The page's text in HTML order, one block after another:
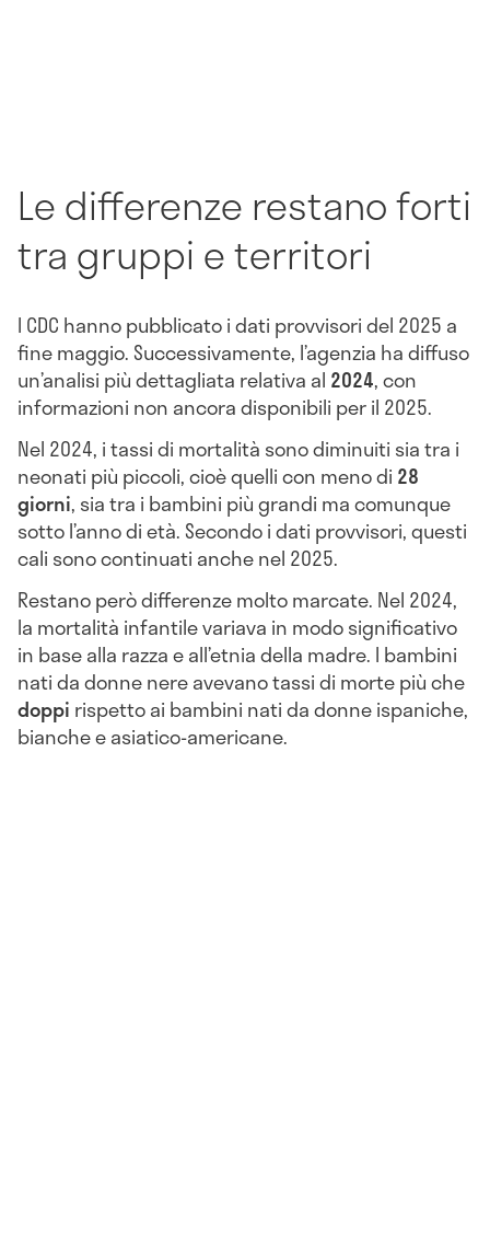
Le differenze restano forti
tra gruppi e territori
I CDC hanno pubblicato i dati provvisori del 2025 a
fine maggio. Successivamente, l’agenzia ha diffuso
un’analisi più dettagliata relativa al 2024, con
informazioni non ancora disponibili per il 2025.
Nel 2024, i tassi di mortalità sono diminuiti sia tra i
neonati più piccoli, cioè quelli con meno di 28
giorni, sia tra i bambini più grandi ma comunque
sotto l’anno di età. Secondo i dati provvisori, questi
cali sono continuati anche nel 2025.
Restano però differenze molto marcate. Nel 2024,
la mortalità infantile variava in modo significativo
in base alla razza e all’etnia della madre. I bambini
nati da donne nere avevano tassi di morte più che
doppi rispetto ai bambini nati da donne ispaniche,
bianche e asiatico-americane.